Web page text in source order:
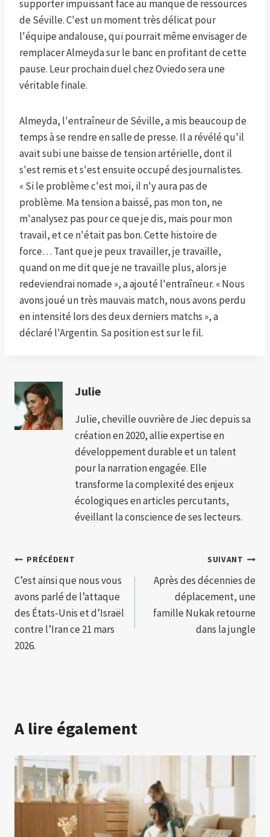
supporter impuissant face au manque de ressources
de Séville. C'est un moment très délicat pour
l'équipe andalouse, qui pourrait même envisager de
remplacer Almeyda sur le banc en profitant de cette
pause. Leur prochain duel chez Oviedo sera une
véritable finale.
Almeyda, l'entraîneur de Séville, a mis beaucoup de
temps à se rendre en salle de presse. Il a révélé qu'il
avait subi une baisse de tension artérielle, dont il
s'est remis et s'est ensuite occupé des journalistes.
« Si le problème c'est moi, il n'y aura pas de
problème. Ma tension a baissé, pas mon ton, ne
m'analysez pas pour ce que je dis, mais pour mon
travail, et ce n'était pas bon. Cette histoire de
force… Tant que je peux travailler, je travaille,
quand on me dit que je ne travaille plus, alors je
redeviendrai nomade », a ajouté l'entraîneur. « Nous
avons joué un très mauvais match, nous avons perdu
en intensité lors des deux derniers matchs », a
déclaré l'Argentin. Sa position est sur le fil.
Julie
Julie, cheville ouvrière de Jiec depuis sa
création en 2020, allie expertise en
développement durable et un talent
pour la narration engagée. Elle
transforme la complexité des enjeux
écologiques en articles percutants,
éveillant la conscience de ses lecteurs.
Navigation
de
l’article
PRÉCÉDENT
C’est ainsi que nous vous
avons parlé de l’attaque
des États-Unis et d’Israël
contre l’Iran ce 21 mars
2026.
SUIVANT
Après des décennies de
déplacement, une
famille Nukak retourne
dans la jungle
A lire également